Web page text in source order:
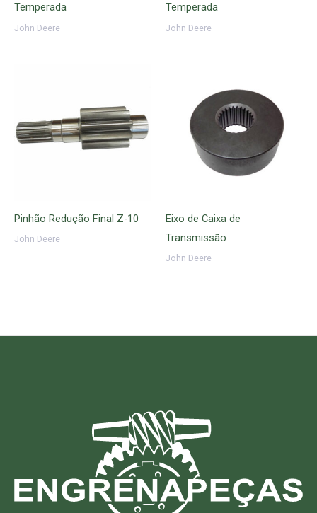
Temperada
John Deere
Temperada
John Deere
Pinhão Redução Final Z-10
John Deere
Eixo de Caixa de
Transmissão
John Deere